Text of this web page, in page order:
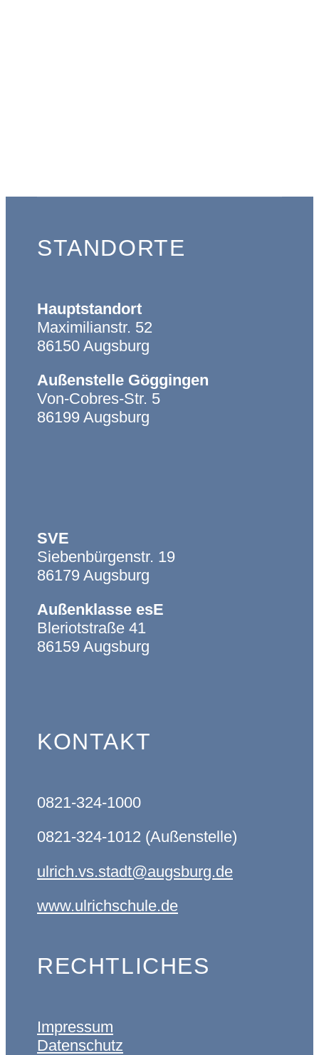
STANDORTE
Hauptstandort
Maximilianstr. 52
86150 Augsburg
Außenstelle Göggingen
Von-Cobres-Str. 5
86199 Augsburg
SVE
Siebenbürgenstr. 19
86179 Augsburg
Außenklasse esE
Bleriotstraße 41
86159 Augsburg
KONTAKT
0821-324-1000
0821-324-1012 (Außenstelle)
ulrich.vs.stadt@augsburg.de
www.ulrichschule.de
RECHTLICHES
Impressum
Datenschutz